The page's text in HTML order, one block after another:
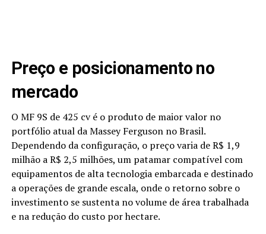
Preço e posicionamento no
mercado
O MF 9S de 425 cv é o produto de maior valor no
portfólio atual da Massey Ferguson no Brasil.
Dependendo da configuração, o preço varia de R$ 1,9
milhão a R$ 2,5 milhões, um patamar compatível com
equipamentos de alta tecnologia embarcada e destinado
a operações de grande escala, onde o retorno sobre o
investimento se sustenta no volume de área trabalhada
e na redução do custo por hectare.